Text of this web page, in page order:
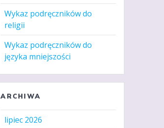
Wykaz podręczników do
religii
Wykaz podręczników do
języka mniejszości
ARCHIWA
lipiec 2026